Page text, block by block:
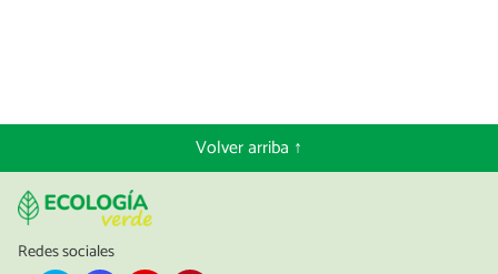
Volver arriba ↑
Redes sociales